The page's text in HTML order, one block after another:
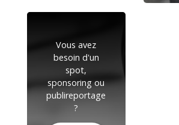
Vous avez
besoin d'un
spot,
sponsoring ou
publireportage
?